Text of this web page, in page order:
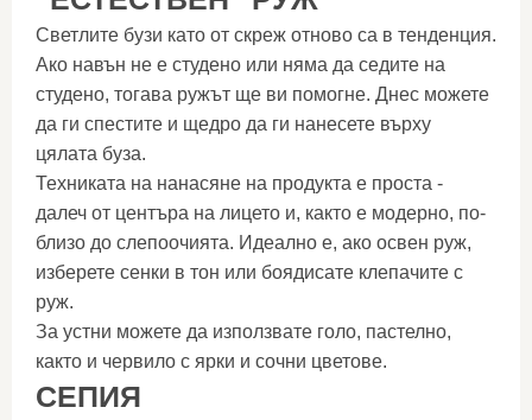
Светлите бузи като от скреж отново са в тенденция.
Ако навън не е студено или няма да седите на
студено, тогава ружът ще ви помогне. Днес можете
да ги спестите и щедро да ги нанесете върху
цялата буза.
Техниката на нанасяне на продукта е проста -
далеч от центъра на лицето и, както е модерно, по-
близо до слепоочията. Идеално е, ако освен руж,
изберете сенки в тон или боядисате клепачите с
руж.
За устни можете да използвате голо, пастелно,
както и червило с ярки и сочни цветове.
СЕПИЯ